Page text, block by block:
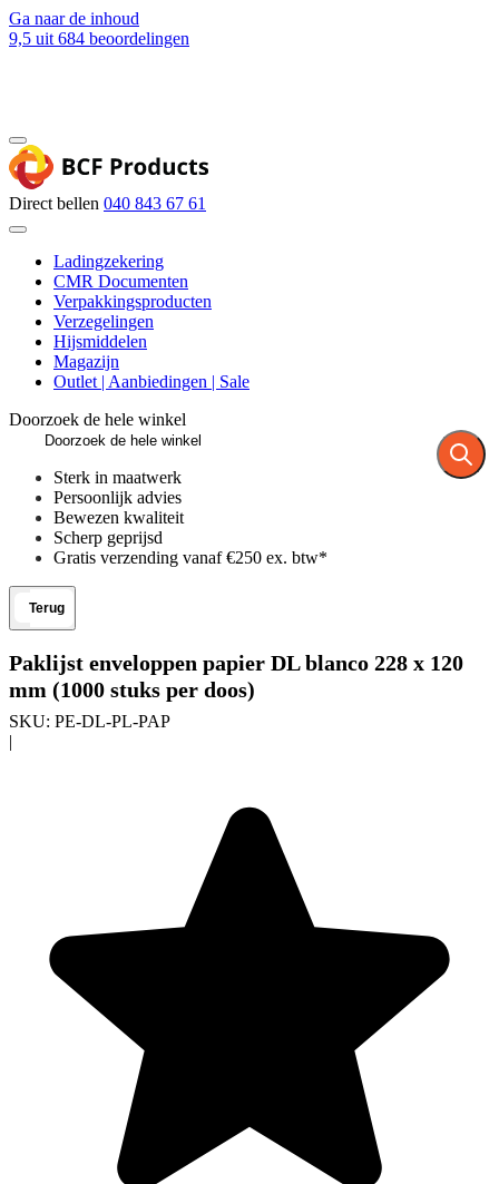
Ga naar de inhoud
9,5 uit 684 beoordelingen
Direct bellen 040 843 67 61
Ladingzekering
CMR Documenten
Verpakkingsproducten
Verzegelingen
Hijsmiddelen
Magazijn
Outlet | Aanbiedingen | Sale
Doorzoek de hele winkel
Sterk in maatwerk
Persoonlijk advies
Bewezen kwaliteit
Scherp geprijsd
Gratis verzending vanaf €250 ex. btw*
Terug
Paklijst enveloppen papier DL blanco 228 x 120
mm (1000 stuks per doos)
SKU: PE-DL-PL-PAP
|